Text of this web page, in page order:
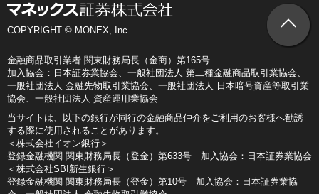
COPYRIGHT © MONEX, Inc.
金融商品取引業者 関東財務局長（金商）第165号
加入協会：日本証券業協会、一般社団法人 第二種金融商品取引業協会、
一般社団法人 金融先物取引業協会、一般社団法人 日本暗号資産等取引業
協会、一般社団法人 資産運用業協会
当サイトは、以下の銀行が同行の金融商品仲介をご利用のお客様へ勧誘
する際に使用されることがあります。
＜株式会社イオン銀行＞
登録金融機関 関東財務局長（登金）第633号 加入協会：日本証券業協会
＜株式会社SBI新生銀行＞
登録金融機関 関東財務局長（登金）第10号 加入協会：日本証券業協